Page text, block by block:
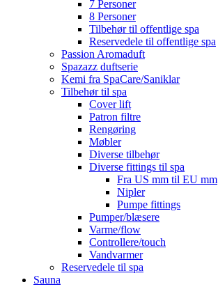
7 Personer
8 Personer
Tilbehør til offentlige spa
Reservedele til offentlige spa
Passion Aromaduft
Spazazz duftserie
Kemi fra SpaCare/Saniklar
Tilbehør til spa
Cover lift
Patron filtre
Rengøring
Møbler
Diverse tilbehør
Diverse fittings til spa
Fra US mm til EU mm
Nipler
Pumpe fittings
Pumper/blæsere
Varme/flow
Controllere/touch
Vandvarmer
Reservedele til spa
Sauna